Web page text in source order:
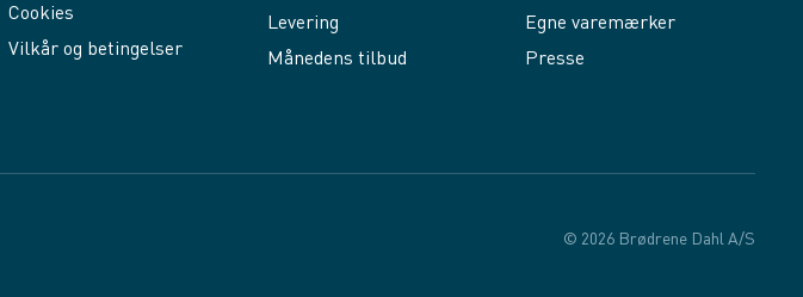
Cookies
Vilkår og betingelser
Levering
Månedens tilbud
Egne varemærker
Presse
© 2026 Brødrene Dahl A/S